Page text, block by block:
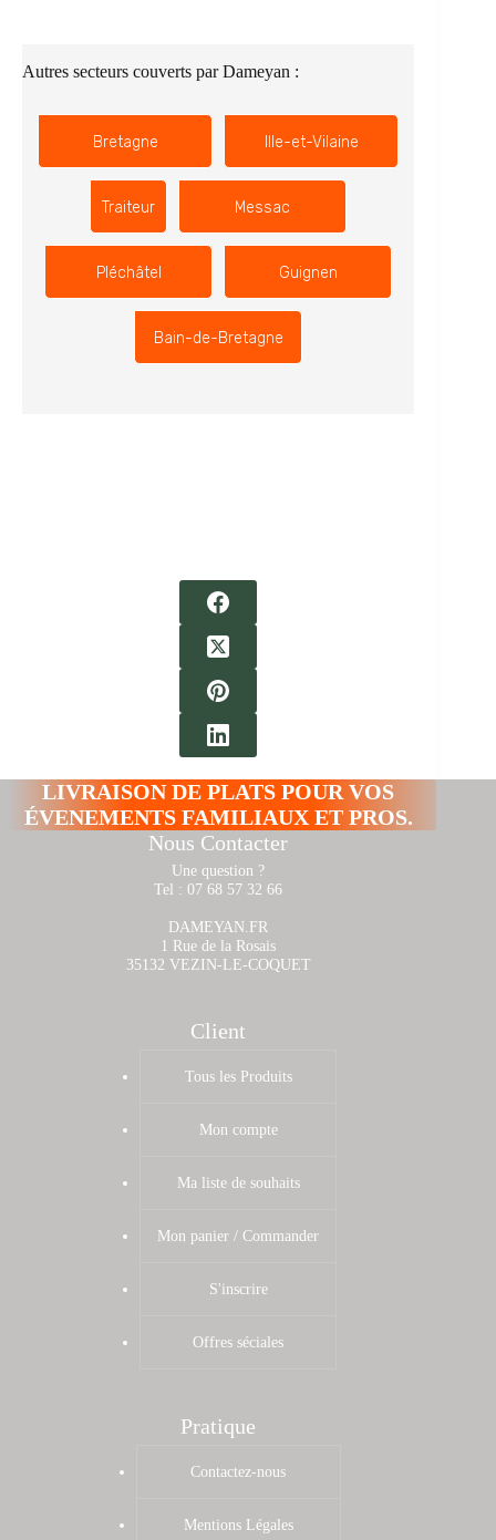
Autres secteurs couverts par Dameyan :
Bretagne Ille-et-Vilaine
Traiteur Messac
Pléchâtel Guignen
Bain-de-Bretagne
LIVRAISON DE PLATS POUR VOS
ÉVENEMENTS FAMILIAUX ET PROS.
Nous Contacter
Une question ?
Tel : 07 68 57 32 66
DAMEYAN.FR
1 Rue de la Rosais
35132 VEZIN-LE-COQUET
Client
Tous les Produits
Mon compte
Ma liste de souhaits
Mon panier / Commander
S'inscrire
Offres séciales
Pratique
Contactez-nous
Mentions Légales